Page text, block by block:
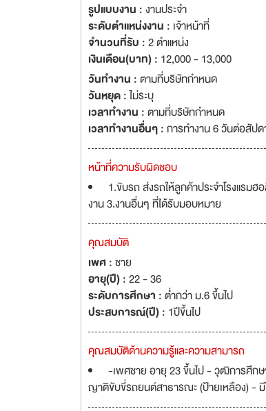
รูปแบบงาน :งานประจำ
ระดับตำแหน่งงาน : เจ้าหน้าที่
จำนวนที่รับ :2 ตำแหน่ง
เงินเดือน(บาท) : 12,000 - 13,000
วันทำงาน :ตามที่บริษัทกำหนด
วันหยุด :ไม่ระบุ
เวลาทำงาน :ตามที่บริษัทกำหนด
เวลาทำงานอื่นๆ :การทำงาน 6 วันต่อสัป
หน้าที่ความรับผิดชอบ
1.ขับรถ ส่งรถให้ลูกค้าประจำโรงแร
งาน 3.งานอื่นๆ ที่ได้รับมอบหมาย
คุณสมบัติ
เพศ :ชาย
อายุ(ปี) :22 - 36
ระดับการศึกษา :ต่ำกว่า ม.6 ขึ้นไป
ประสบการณ์(ปี) : 1ปีขึ้นไป
คุณสมบัติด้านความรู้และความสามารถ
-เพศชาย อายุ 23 ขึ้นไป - วุฒิการศึก
ญาติขับขี่รถยนต์สาธารณะ (ป้ายเหลือง) - มี